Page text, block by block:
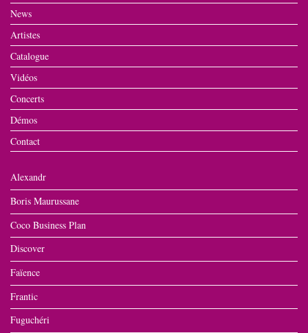
News
Artistes
Catalogue
Vidéos
Concerts
Démos
Contact
Alexandr
Boris Maurussane
Coco Business Plan
Discover
Faïence
Frantic
Fuguchéri